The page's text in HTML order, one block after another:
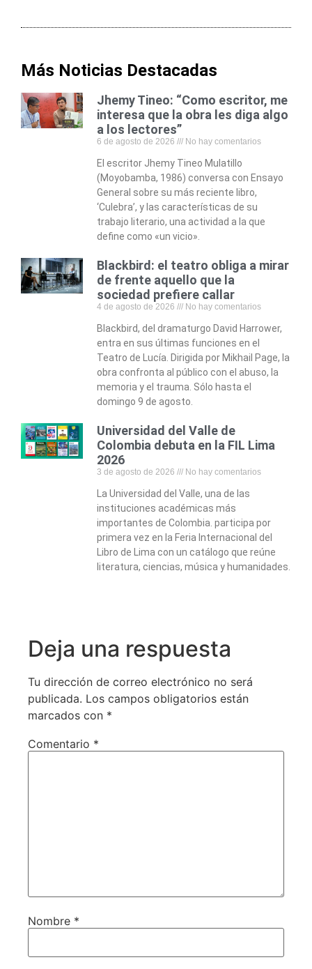
Más Noticias Destacadas
Jhemy Tineo: “Como escritor, me
interesa que la obra les diga algo
a los lectores”
6 de agosto de 2026 No hay comentarios
El escritor Jhemy Tineo Mulatillo
(Moyobamba, 1986) conversa con Ensayo
General sobre su más reciente libro,
‘Culebra’, y las características de su
trabajo literario, una actividad a la que
define como «un vicio».
Blackbird: el teatro obliga a mirar
de frente aquello que la
sociedad prefiere callar
4 de agosto de 2026 No hay comentarios
Blackbird, del dramaturgo David Harrower,
entra en sus últimas funciones en el
Teatro de Lucía. Dirigida por Mikhail Page, la
obra confronta al público con el abuso, la
memoria y el trauma. Sólo hasta el
domingo 9 de agosto.
Universidad del Valle de
Colombia debuta en la FIL Lima
2026
3 de agosto de 2026 No hay comentarios
La Universidad del Valle, una de las
instituciones académicas más
importantes de Colombia. participa por
primera vez en la Feria Internacional del
Libro de Lima con un catálogo que reúne
literatura, ciencias, música y humanidades.
Deja una respuesta
Tu dirección de correo electrónico no será
publicada. Los campos obligatorios están
marcados con *
Comentario *
Nombre *